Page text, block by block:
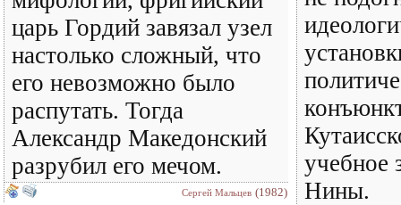
царь Гордий завязал узел
настолько сложный, что
его невозможно было
распутать. Тогда
Александр Македонский
разрубил его мечом.
Сергей Мальцев (1982)
учебное
Нины.